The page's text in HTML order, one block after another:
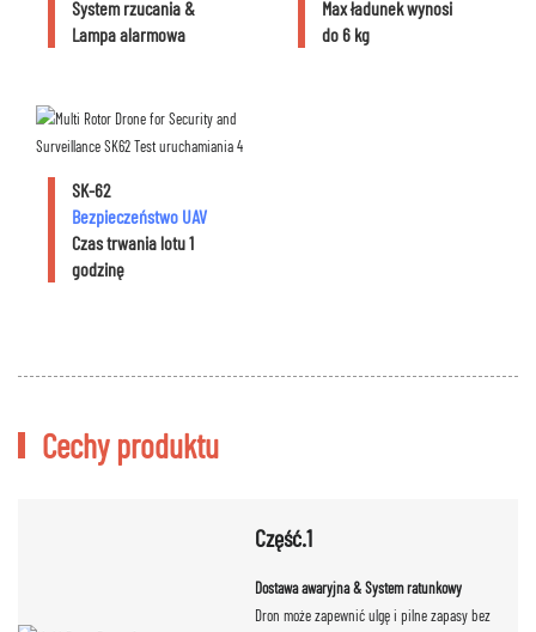
System rzucania &
Lampa alarmowa
Max ładunek wynosi
do 6 kg
SK-62
Bezpieczeństwo UAV
Czas trwania lotu 1
godzinę
Cechy produktu
Część.1
Dostawa awaryjna & System ratunkowy
Dron może zapewnić ulgę i pilne zapasy bez